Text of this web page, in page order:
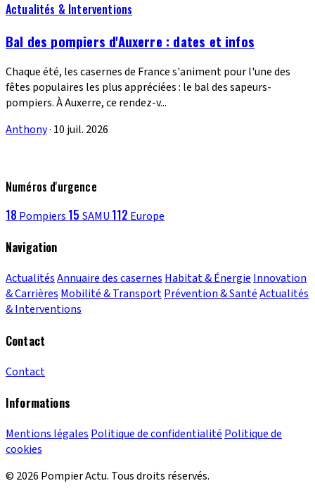
Actualités & Interventions
Bal des pompiers d'Auxerre : dates et infos
Chaque été, les casernes de France s'animent pour l'une des
fêtes populaires les plus appréciées : le bal des sapeurs-
pompiers. À Auxerre, ce rendez-v...
Anthony· 10 juil. 2026
Numéros d'urgence
18 Pompiers 15 SAMU 112 Europe
Navigation
ActualitésAnnuaire des casernes Habitat & Énergie Innovation
& Carrières Mobilité & TransportPrévention & SantéActualités
& Interventions
Contact
Contact
Informations
Mentions légales Politique de confidentialité Politique de
cookies
© 2026 Pompier Actu. Tous droits réservés.